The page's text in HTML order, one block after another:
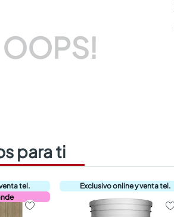
OOPS!
para ti